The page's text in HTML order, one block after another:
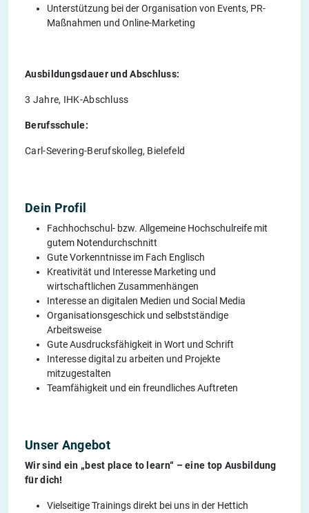
Unterstützung bei der Organisation von Events, PR-
Maßnahmen und Online-Marketing
Ausbildungsdauer und Abschluss:
3 Jahre, IHK-Abschluss
Berufsschule:
Carl-Severing-Berufskolleg, Bielefeld
Dein Profil
Fachhochschul- bzw. Allgemeine Hochschulreife mit
gutem Notendurchschnitt
Gute Vorkenntnisse im Fach Englisch
Kreativität und Interesse Marketing und
wirtschaftlichen Zusammenhängen
Interesse an digitalen Medien und Social Media
Organisationsgeschick und selbstständige
Arbeitsweise
Gute Ausdrucksfähigkeit in Wort und Schrift
Interesse digital zu arbeiten und Projekte
mitzugestalten
Teamfähigkeit und ein freundliches Auftreten
Unser Angebot
Wir sind ein „best place to learn“ – eine top Ausbildung
für dich!
Vielseitige Trainings direkt bei uns in der Hettich